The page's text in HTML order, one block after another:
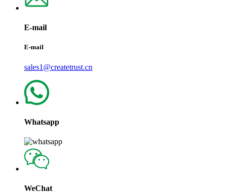
E-mail
E-mail
sales1@createtrust.cn
Whatsapp
WeChat